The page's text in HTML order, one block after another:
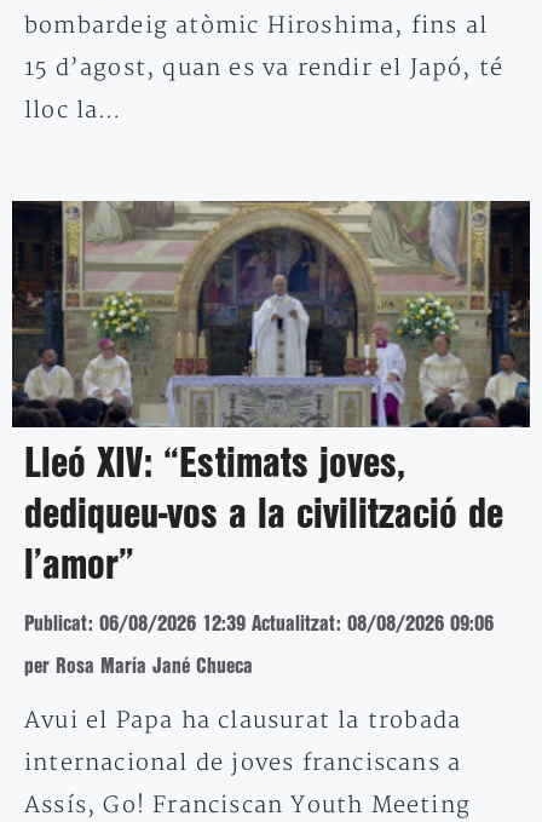
bombardeig atòmic Hiroshima, fins al
15 d’agost, quan es va rendir el Japó, té
lloc la…
Lleó XIV: “Estimats joves,
dediqueu-vos a la civilització de
l’amor”
Publicat: 06/08/2026 12:39 Actualitzat: 08/08/2026 09:06
per Rosa María Jané Chueca
Avui el Papa ha clausurat la trobada
internacional de joves franciscans a
Assís, Go! Franciscan Youth Meeting